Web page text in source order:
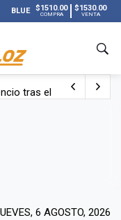
BLUE $1510.00
COMPRA
$1530.00
VENTA
tras el incidente con
6 AGOSTO, 2026